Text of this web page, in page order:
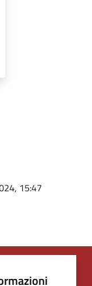
15:47